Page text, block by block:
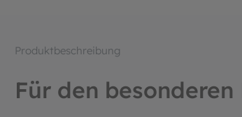
Produktbeschreibung
Für den